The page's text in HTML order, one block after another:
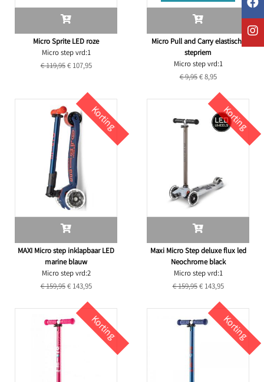
Micro Sprite LED roze
Micro step vrd:1
€ 119,95€ 107,95
Micro Pull and Carry elastische
stepriem
Micro step vrd:1
€ 9,95€ 8,95
Korting
MAXI Micro step inklapbaar LED
marine blauw
Micro step vrd:2
€ 159,95€ 143,95
Korting
Maxi Micro Step deluxe flux led
Neochrome black
Micro step vrd:1
€ 159,95€ 143,95
Korting Korting